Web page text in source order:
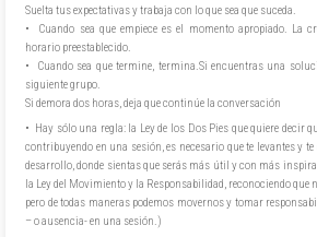
Suelta tus expectativas y trabaja con lo que sea que suceda.
• Cuando sea que empiece es el momento apropiado. La
horario preestablecido.
• Cuando sea que termine, termina.Si encuentras una
siguiente grupo.
Si demora dos horas, deja que continúe la conversación
• Hay sólo una regla: la Ley de los Dos Pies que quiere decir
contribuyendo en una sesión, es necesario que te levantes y
desarrollo, donde sientas que serás más útil y con más
la Ley del Movimiento y la Responsabilidad, reconociendo que
pero de todas maneras podemos movernos y tomar
– o ausencia- en una sesión.)